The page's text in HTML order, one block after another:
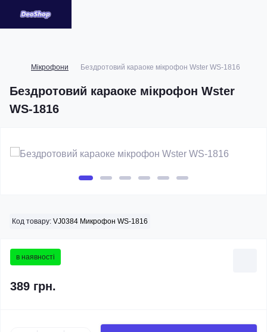
Мікрофони Бездротовий караоке мікрофон Wster WS-1816
Бездротовий караоке мікрофон Wster
WS-1816
Код товару: VJ0384 Микрофон WS-1816
в наявності
389 грн.